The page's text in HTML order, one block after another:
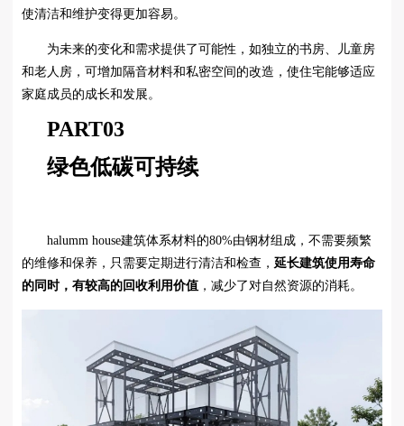
使清洁和维护变得更加容易。
为未来的变化和需求提供了可能性，如独立的书房、儿童房
和老人房，可增加隔音材料和私密空间的改造，使住宅能够适应
家庭成员的成长和发展。
PART03
绿色低碳可持续
halumm house建筑体系材料的80%由钢材组成，不需要频繁
的维修和保养，只需要定期进行清洁和检查， 延长建筑使用寿命
的同时，有较高的回收利用价值 ，减少了对自然资源的消耗。